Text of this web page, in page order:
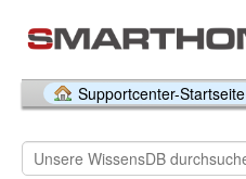
Supportcenter-Startseite